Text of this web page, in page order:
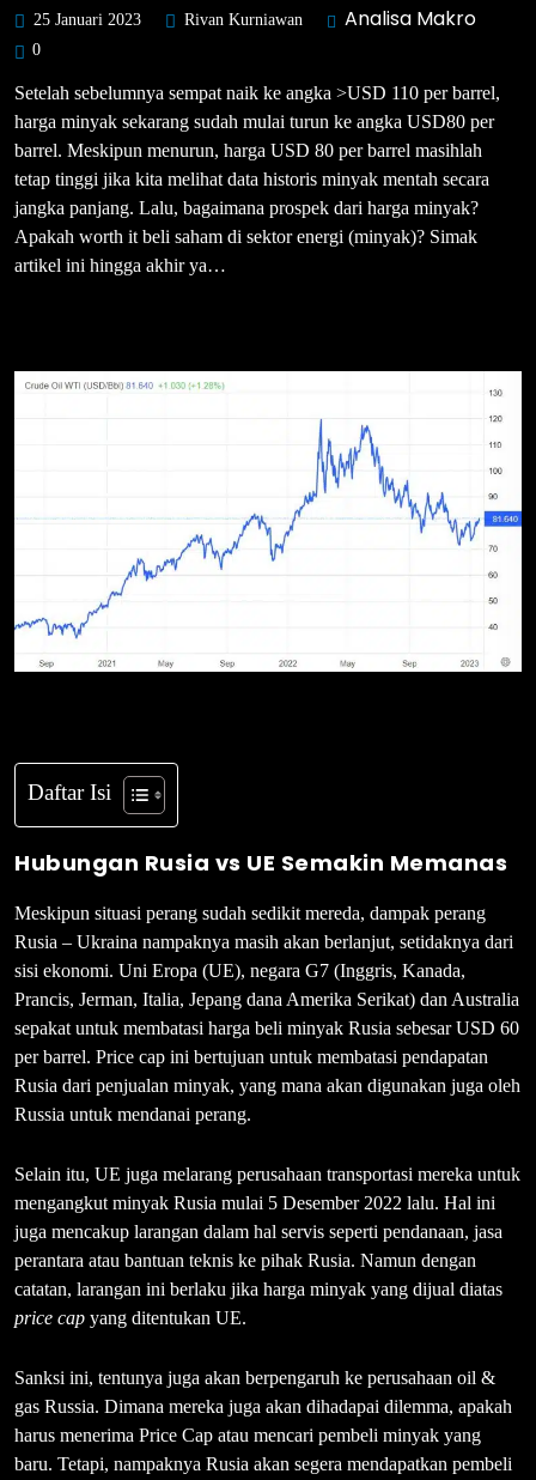
25 Januari 2023 Rivan Kurniawan Analisa Makro
0
Setelah sebelumnya sempat naik ke angka >USD 110 per barrel,
harga minyak sekarang sudah mulai turun ke angka USD80 per
barrel. Meskipun menurun, harga USD 80 per barrel masihlah
tetap tinggi jika kita melihat data historis minyak mentah secara
jangka panjang. Lalu, bagaimana prospek dari harga minyak?
Apakah worth it beli saham di sektor energi (minyak)? Simak
artikel ini hingga akhir ya…
Daftar Isi
Hubungan Rusia vs UE Semakin Memanas
Meskipun situasi perang sudah sedikit mereda, dampak perang
Rusia – Ukraina nampaknya masih akan berlanjut, setidaknya dari
sisi ekonomi. Uni Eropa (UE), negara G7 (Inggris, Kanada,
Prancis, Jerman, Italia, Jepang dana Amerika Serikat) dan Australia
sepakat untuk membatasi harga beli minyak Rusia sebesar USD 60
per barrel. Price cap ini bertujuan untuk membatasi pendapatan
Rusia dari penjualan minyak, yang mana akan digunakan juga oleh
Russia untuk mendanai perang.
Selain itu, UE juga melarang perusahaan transportasi mereka untuk
mengangkut minyak Rusia mulai 5 Desember 2022 lalu. Hal ini
juga mencakup larangan dalam hal servis seperti pendanaan, jasa
perantara atau bantuan teknis ke pihak Rusia. Namun dengan
catatan, larangan ini berlaku jika harga minyak yang dijual diatas
price cap yang ditentukan UE.
Sanksi ini, tentunya juga akan berpengaruh ke perusahaan oil &
gas Russia. Dimana mereka juga akan dihadapai dilemma, apakah
harus menerima Price Cap atau mencari pembeli minyak yang
baru. Tetapi, nampaknya Rusia akan segera mendapatkan pembeli